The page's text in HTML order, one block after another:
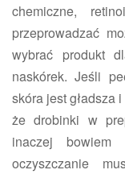
chemiczne,
przeprowadzać
wybrać produkt
naskórek. Jeśli
skóra jest gładsza
że drobinki w
inaczej bowiem
oczyszczanie